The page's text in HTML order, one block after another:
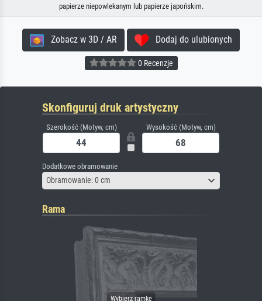
papierze niepowlekanym lub papierze japońskim.
Zobacz w 3D / AR Dodaj do ulubionych
0 Recenzje
Skonfiguruj druk artystyczny
Szerokość (Motyw, cm) Wysokość (Motyw, cm)
Dodatkowe obramowanie
Obramowanie: 0 cm
Rama